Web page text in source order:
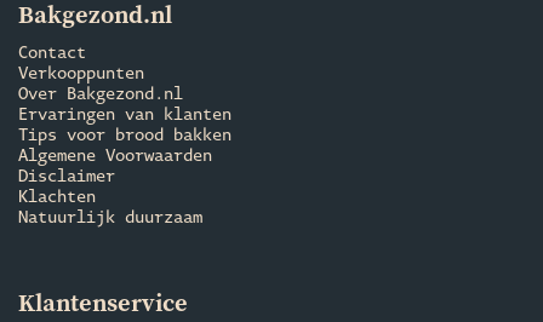
Bakgezond.nl
Contact
Verkooppunten
Over Bakgezond.nl
Ervaringen van klanten
Tips voor brood bakken
Algemene Voorwaarden
Disclaimer
Klachten
Natuurlijk duurzaam
Klantenservice